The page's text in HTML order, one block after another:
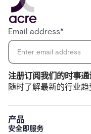
注册订阅我们的时事通
随时了解最新的行业趋
Email address*
产品
安全即服务